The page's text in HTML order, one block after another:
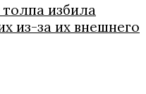
избила
из-за их внешнего